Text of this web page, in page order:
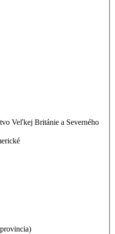
Veľkej Británie a Severného